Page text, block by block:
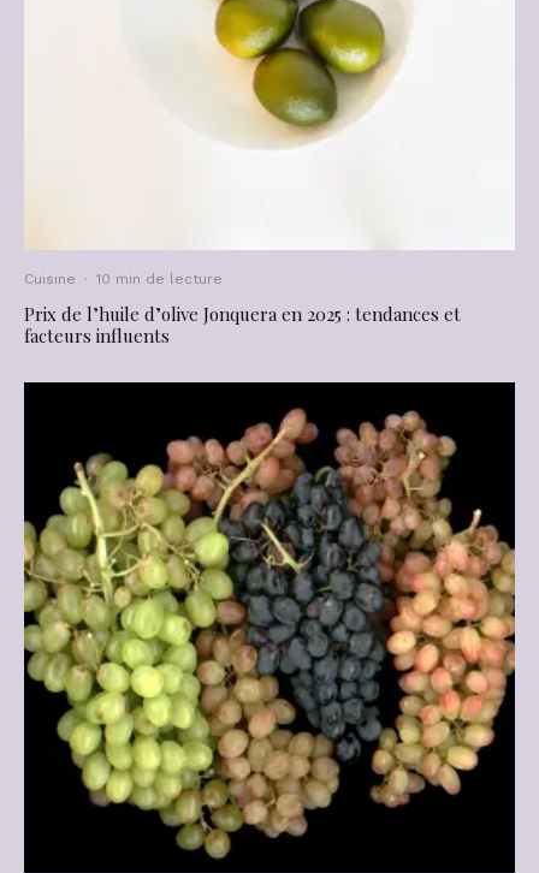
Cuisine · 10 min de lecture
Prix de l’huile d’olive Jonquera en 2025 : tendances et
facteurs influents